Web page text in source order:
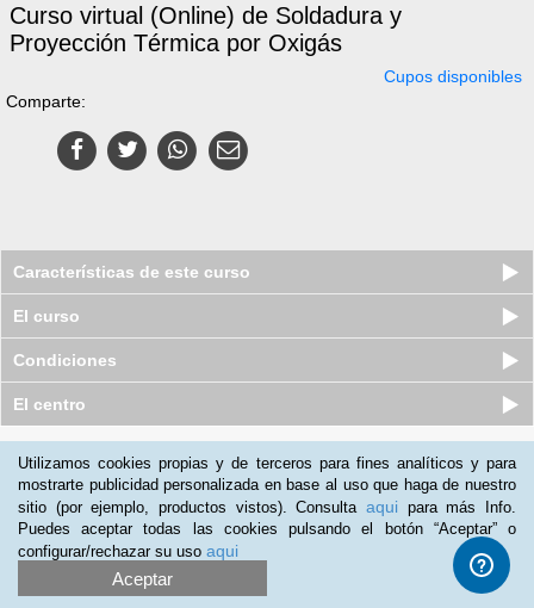
Curso virtual (Online) de Soldadura y
Proyección Térmica por Oxigás
Cupos disponibles
Comparte:
Características de este curso
El curso
Condiciones
El centro
Utilizamos cookies propias y de terceros para fines analíticos y para
mostrarte publicidad personalizada en base al uso que haga de nuestro
sitio (por ejemplo, productos vistos). Consulta aqui para más Info.
Puedes aceptar todas las cookies pulsando el botón “Aceptar” o
configurar/rechazar su uso aqui
Aceptar
Promociona tu negocio |Programa de Afiliación
2012-2026 Aprendum
LLámanos: